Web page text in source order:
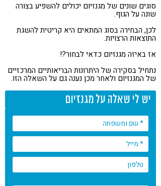
סוגים שונים של מגנזיום יכולים להשפיע בצורה
שונה על הגוף.
לכן, הבחירה בסוג המתאים היא קריטית להשגת
התוצאות הרצויות.
אז באיזה מגנזיום כדאי לבחור?!
נתחיל בסקירה של היתרונות הבריאותיים המרכזיים
של המגנזיום ולאחר מכן נענה גם על השאלה הזו.
יש לי שאלה על מגנזיום